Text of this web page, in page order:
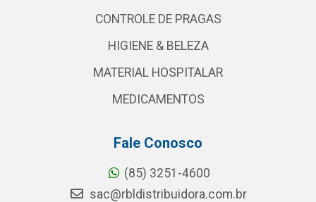
CONTROLE DE PRAGAS
HIGIENE & BELEZA
MATERIAL HOSPITALAR
MEDICAMENTOS
Fale Conosco
(85) 3251-4600
sac@rbldistribuidora.com.br